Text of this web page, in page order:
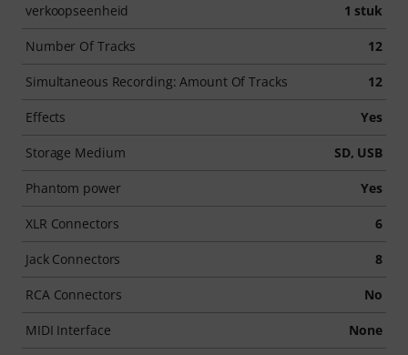
verkoopseenheid 1 stuk
Number Of Tracks 12
Simultaneous Recording: Amount Of Tracks 12
Effects Yes
Storage Medium SD, USB
Phantom power Yes
XLR Connectors 6
Jack Connectors 8
RCA Connectors No
MIDI Interface None